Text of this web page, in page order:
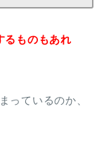
るものもあれ
っているのか、